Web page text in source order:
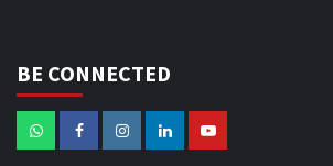
BE CONNECTED